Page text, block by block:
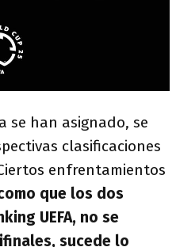
se han asignado, se
clasificaciones
enfrentamientos
que los dos
UEFA, no se
sucede lo